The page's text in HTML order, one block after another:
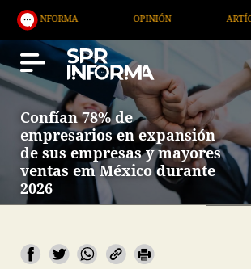
OPINIÓN ARTÍCULOS
Confían 78% de
empresarios en expansión
de sus empresas y mayores
ventas em México durante
2026